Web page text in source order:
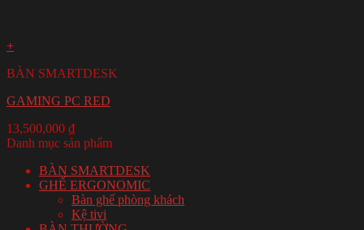
+
BÀN SMARTDESK
GAMING PC RED
13,500,000 ₫
Danh mục sản phẩm
BÀN SMARTDESK
GHẾ ERGONOMIC
Bàn ghế phòng khách
Kệ tivi